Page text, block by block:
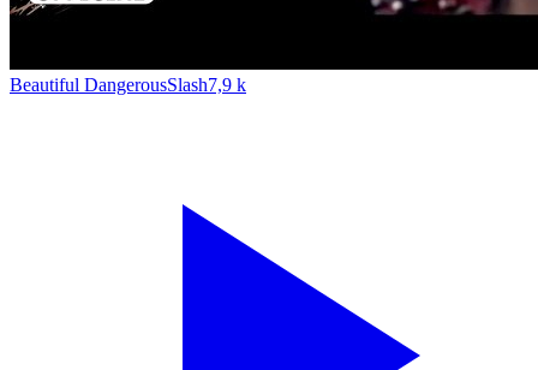
Beautiful DangerousSlash7,9 k